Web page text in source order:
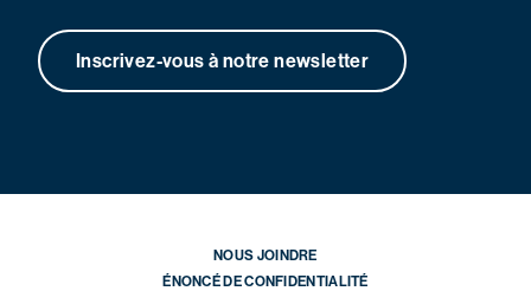
Inscrivez-vous à notre newsletter
NOUS JOINDRE
ÉNONCÉ DE CONFIDENTIALITÉ